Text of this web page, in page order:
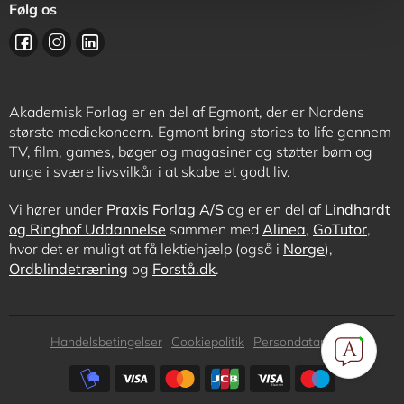
Følg os
Akademisk Forlag er en del af Egmont, der er Nordens
største mediekoncern. Egmont bring stories to life gennem
TV, film, games, bøger og magasiner og støtter børn og
unge i svære livsvilkår i at skabe et godt liv.
Vi hører under Praxis Forlag A/S og er en del af Lindhardt
og Ringhof Uddannelse sammen med Alinea, GoTutor,
hvor det er muligt at få lektiehjælp (også i Norge),
Ordblindetræning og Forstå.dk.
Subfooter
Handelsbetingelser Cookiepolitik
Persondatapolitik
Subfooter
payment